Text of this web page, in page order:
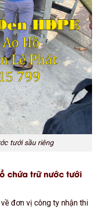
tưới sầu riêng
chứa trữ nước tưới
đơn vị công ty nhận thi